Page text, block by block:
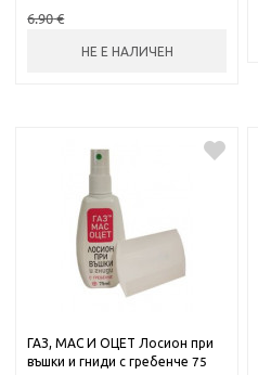
6.90€
НЕ Е НАЛИЧЕН
ГАЗ, МАС И ОЦЕТ Лосион при
въшки и гниди с гребенче 75